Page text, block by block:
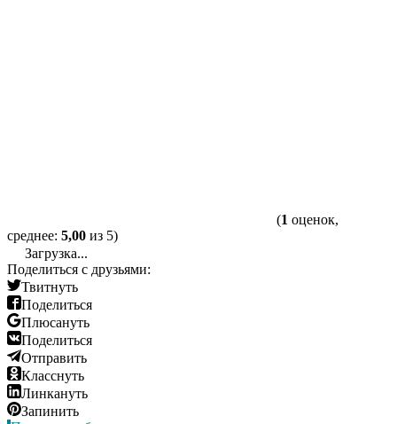
(1 оценок,
среднее: 5,00 из 5)
Загрузка...
Поделиться с друзьями:
Твитнуть
Поделиться
Плюсануть
Поделиться
Отправить
Класснуть
Линкануть
Запинить